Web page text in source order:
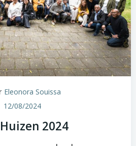
Eleonora Souissa
12/08/2024
2024